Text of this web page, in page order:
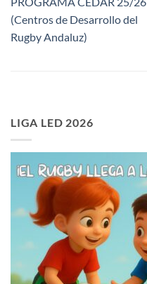
(Centros de Desarrollo del
Rugby Andaluz)
LIGA LED 2026